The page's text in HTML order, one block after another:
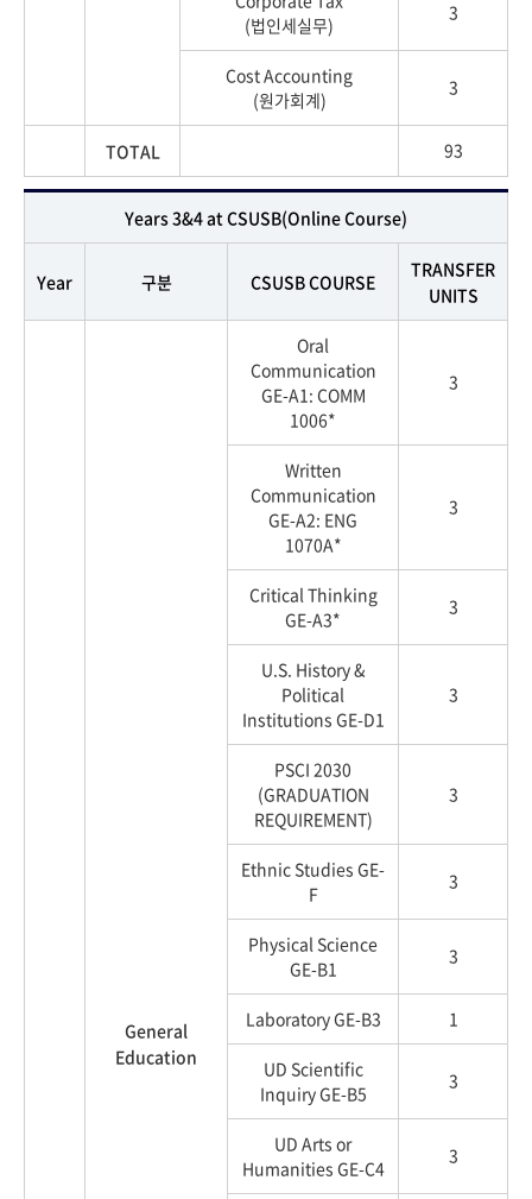
(법인세실무)
3
Cost Accounting
(원가회계)
3
TOTAL 93
Years 3&4 at CSUSB(Online Course)
Year 구분 CSUSB COURSE
TRANSFER
UNITS
General
Education
Oral
Communication
GE-A1: COMM
1006*
3
Written
Communication
GE-A2: ENG
1070A*
3
Critical Thinking
GE-A3*
3
U.S. History &
Political
Institutions GE-D1
3
PSCI 2030
(GRADUATION
REQUIREMENT)
3
Ethnic Studies GE-
F
3
Physical Science
GE-B1
3
Laboratory GE-B3 1
UD Scientific
Inquiry GE-B5
3
UD Arts or
Humanities GE-C4
3